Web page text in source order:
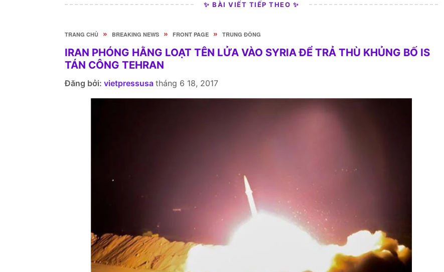
✨ BÀI VIẾT TIẾP THEO ✨
TRANG CHỦ » BREAKING NEWS » FRONT PAGE » TRUNG ĐÔNG
IRAN PHÓNG HẰNG LOẠT TÊN LỬA VÀO SYRIA ĐỂ TRẢ THÙ KHỦNG BỐ IS
TÁN CÔNG TEHRAN
Đăng bởi: vietpressusa tháng 6 18, 2017